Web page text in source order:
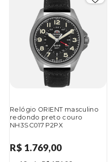
Relógio ORIENT masculino
redondo preto couro
NH3SC017 P2PX
R$ 1.769,00